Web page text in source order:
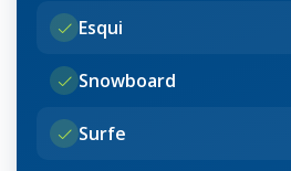
Esqui
Snowboard
Surfe